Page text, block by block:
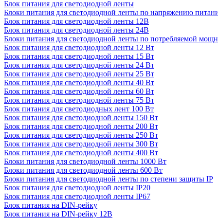
Блок питания для светодиодной ленты
Блоки питания для светодиодной ленты по напряжению
Блок питания для светодиодной ленты 12В
Блок питания для светодиодной ленты 24В
Блоки питания для светодиодной ленты по потребляемой
Блок питания для светодиодной ленты 12 Вт
Блок питания для светодиодной ленты 15 Вт
Блок питания для светодиодной ленты 24 Вт
Блок питания для светодиодной ленты 25 Вт
Блок питания для светодиодной ленты 40 Вт
Блок питания для светодиодной ленты 60 Вт
Блок питания для светодиодной ленты 75 Вт
Блок питания для светодиодных лент 100 Вт
Блок питания для светодиодной ленты 150 Вт
Блок питания для светодиодной ленты 200 Вт
Блок питания для светодиодной ленты 250 Вт
Блок питания для светодиодной ленты 300 Вт
Блок питания для светодиодной ленты 400 Вт
Блоки питания для светодиодной ленты 1000 Вт
Блоки питания для светодиодной ленты 600 Вт
Блоки питания для светодиодной ленты по степени защиты IP
Блок питания для светодиодной ленты IP20
Блок питания для светодиодной ленты IP67
Блок питания на DIN-рейку
Блок питания на DIN-рейку 12В